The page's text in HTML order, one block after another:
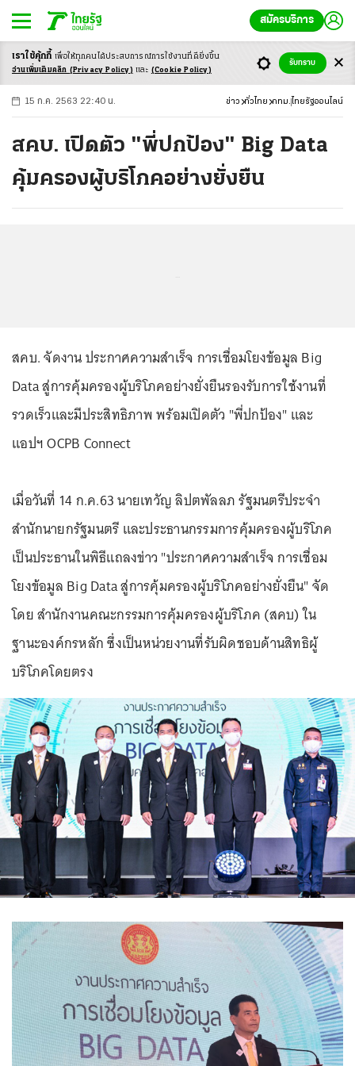
สมัครบริการ
-ก ก ก+
15 ก.ค. 2563 22:40 น. ข่าว ทั่วไทย กทม. ไทยรัฐออนไลน์
สคบ. เปิดตัว "พี่ปกป้อง" Big Data
คุ้มครองผู้บริโภคอย่างยั่งยืน
สคบ. จัดงาน ประกาศความสำเร็จ การเชื่อมโยงข้อมูล Big
Data สู่การคุ้มครองผู้บริโภคอย่างยั่งยืนรองรับการใช้งานที่
รวดเร็วและมีประสิทธิภาพ พร้อมเปิดตัว "พี่ปกป้อง" และ
แอปฯ OCPB Connect
เมื่อวันที่ 14 ก.ค.63 นายเทวัญ ลิปตพัลลภ รัฐมนตรีประจำ
สำนักนายกรัฐมนตรี และประธานกรรมการคุ้มครองผู้บริโภค
เป็นประธานในพิธีแถลงข่าว "ประกาศความสำเร็จ การเชื่อม
โยงข้อมูล Big Data สู่การคุ้มครองผู้บริโภคอย่างยั่งยืน" จัด
โดย สำนักงานคณะกรรมการคุ้มครองผู้บริโภค (สคบ) ใน
ฐานะองค์กรหลัก ซึ่งเป็นหน่วยงานที่รับผิดชอบด้านสิทธิผู้
บริโภคโดยตรง
เราใช้คุ้กกี้ เพื่อให้ทุกคนได้ประสบการณ์การใช้งานที่ดียิ่งขึ้น
อ่านเพิ่มเติมคลิก (Privacy Policy) และ (Cookie Policy)
รับทราบ